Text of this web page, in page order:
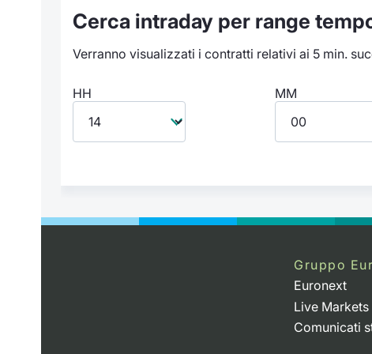
Cerca intraday per range
Verranno visualizzati i contratti relativi ai 5 min.
HH MM
Gruppo
Euronext
Live Markets
Comunicati